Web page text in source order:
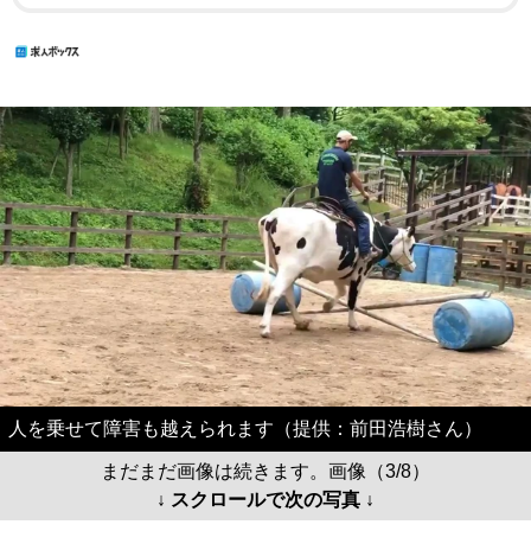
人を乗せて障害も越えられます（提供：前田浩樹さん）
まだまだ画像は続きます。画像（3/8）
↓ スクロールで次の写真 ↓